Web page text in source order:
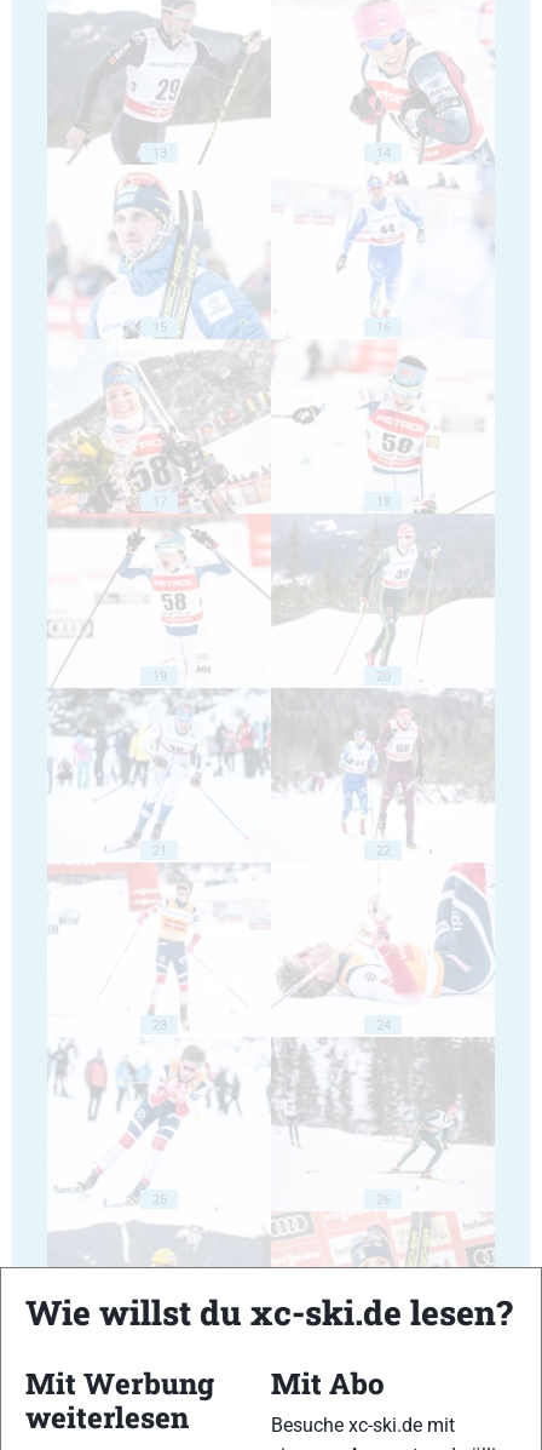
13 14
15 16
17 18
19 20
21 22
23 24
25 26
Wie willst du xc-ski.de lesen?
Mit Werbung
weiterlesen
Mit Abo
Besuche xc-ski.de mit